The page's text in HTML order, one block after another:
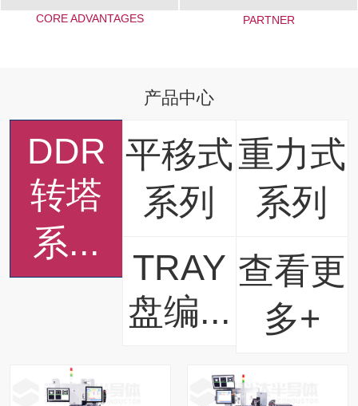
CORE ADVANTAGES PARTNER
产品中心
DDR
转塔
系...
平移式
系列
重力式
系列
TRAY
盘编...
查看更
多+